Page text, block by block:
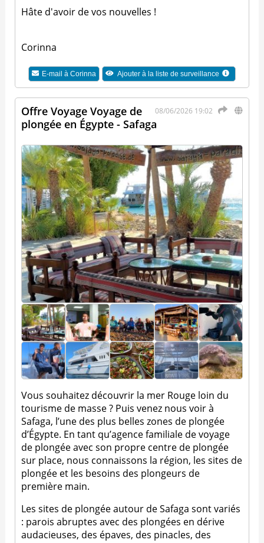
Hâte d'avoir de vos nouvelles !
Corinna
E-mail àCorinna Ajouter à la liste de surveillance
08/06/2026 19:02
Offre Voyage Voyage de
plongée en Égypte - Safaga
Vous souhaitez découvrir la mer Rouge loin du
tourisme de masse ? Puis venez nous voir à
Safaga, l’une des plus belles zones de plongée
d’Égypte. En tant qu’agence familiale de voyage
de plongée avec son propre centre de plongée
sur place, nous connaissons la région, les sites de
plongée et les besoins des plongeurs de
première main.
Les sites de plongée autour de Safaga sont variés
: parois abruptes avec des plongées en dérive
audacieuses, des épaves, des pinacles, des